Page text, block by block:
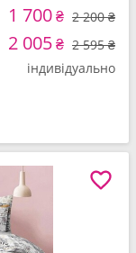
1 700₴ 2 200 ₴
2 005₴ 2 595 ₴
індивідуально